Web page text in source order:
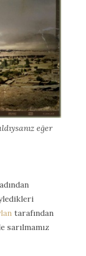
eğer
tarafından
sarılmamız